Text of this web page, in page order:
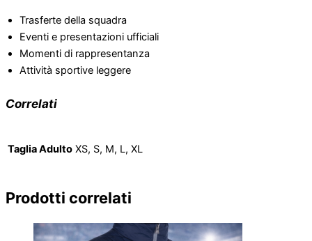
Trasferte della squadra
Eventi e presentazioni ufficiali
Momenti di rappresentanza
Attività sportive leggere
Correlati
Taglia Adulto XS, S, M, L, XL
Prodotti correlati